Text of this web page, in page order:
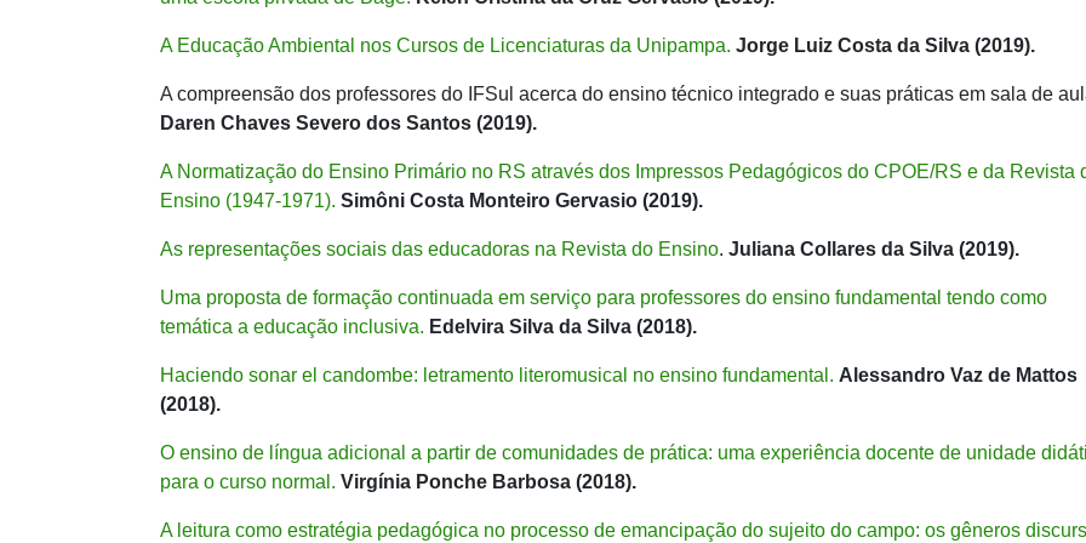
A Educação Ambiental nos Cursos de Licenciaturas da Unipampa. Jorge Luiz Costa da Silva (2019).
A compreensão dos professores do IFSul acerca do ensino técnico integrado e suas práticas em sala de
Daren Chaves Severo dos Santos (2019).
A Normatização do Ensino Primário no RS através dos Impressos Pedagógicos do CPOE/RS e da Revista
Ensino (1947-1971). Simôni Costa Monteiro Gervasio (2019).
As representações sociais das educadoras na Revista do Ensino. Juliana Collares da Silva (2019).
Uma proposta de formação continuada em serviço para professores do ensino fundamental tendo como
temática a educação inclusiva. Edelvira Silva da Silva (2018).
Haciendo sonar el candombe: letramento literomusical no ensino fundamental. Alessandro Vaz de Mattos
(2018).
O ensino de língua adicional a partir de comunidades de prática: uma experiência docente de unidade
para o curso normal. Virgínia Ponche Barbosa (2018).
A leitura como estratégia pedagógica no processo de emancipação do sujeito do campo: os gêneros